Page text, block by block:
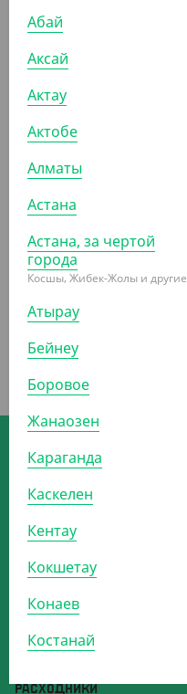
УП (10)
ОДНОРАЗОВАЯ УПАКОВКА
ОДНОРАЗОВАЯ ПОСУДА
ДЛЯ ВЫПЕЧКИ
ПАКЕТЫ
РАСХОДНИКИ
интернет-магазина Yans
Абай
Аксай
Актау
Актобе
Алматы
Астана
Астана, за чертой
города
Косшы, Жибек-Жолы и другие
Атырау
Бейнеу
Боровое
Жанаозен
Караганда
Каскелен
Кентау
Кокшетау
Конаев
Костанай